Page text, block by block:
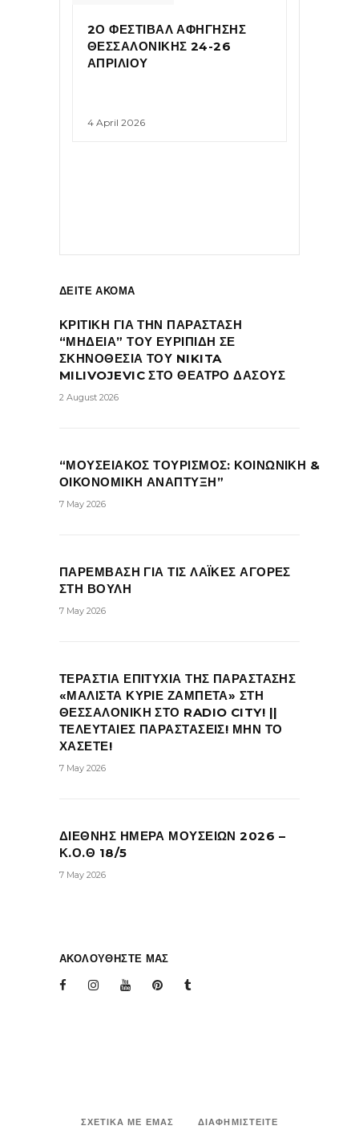
2Ο ΦΕΣΤΙΒΑΛ ΑΦΗΓΗΣΗΣ
ΘΕΣΣΑΛΟΝΙΚΗΣ 24-26
ΑΠΡΙΛΙΟΥ
4 April 2026
ΔΕΙΤΕ ΑΚΟΜΑ
ΚΡΙΤΙΚΗ ΓΙΑ ΤΗΝ ΠΑΡΑΣΤΑΣΗ
“ΜΗΔΕΙΑ” ΤΟΥ ΕΥΡΙΠΙΔΗ ΣΕ
ΣΚΗΝΟΘΕΣΙΑ ΤΟΥ NIKITA
MILIVOJEVIC ΣΤΟ ΘΕΑΤΡΟ ΔΑΣΟΥΣ
2 August 2026
“ΜΟΥΣΕΙΑΚΟΣ ΤΟΥΡΙΣΜΟΣ: ΚΟΙΝΩΝΙΚΗ &
ΟΙΚΟΝΟΜΙΚΗ ΑΝΑΠΤΥΞΗ”
7 May 2026
ΠΑΡΕΜΒΑΣΗ ΓΙΑ ΤΙΣ ΛΑΪΚΕΣ ΑΓΟΡΕΣ
ΣΤΗ ΒΟΥΛΗ
7 May 2026
ΤΕΡΑΣΤΙΑ ΕΠΙΤΥΧΙΑ ΤΗΣ ΠΑΡΑΣΤΑΣΗΣ
«ΜΑΛΙΣΤΑ ΚΥΡΙΕ ΖΑΜΠΕΤΑ» ΣΤΗ
ΘΕΣΣΑΛΟΝΙΚΗ ΣΤΟ RADIO CITY! ||
ΤΕΛΕΥΤΑΙΕΣ ΠΑΡΑΣΤΑΣΕΙΣ! ΜΗΝ ΤΟ
ΧΑΣΕΤΕ!
7 May 2026
ΔΙΕΘΝΗΣ ΗΜΕΡΑ ΜΟΥΣΕΙΩΝ 2026 –
Κ.Ο.Θ 18/5
7 May 2026
ΑΚΟΛΟΥΘΗΣΤΕ ΜΑΣ
ΣΧΕΤΙΚΑ ΜΕ ΕΜΑΣ
ΔΙΑΦΗΜΙΣΤΕΙΤΕ